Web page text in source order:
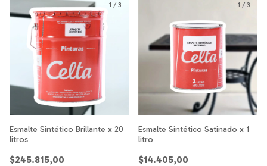
1 / 3
Esmalte Sintético Brillante x 20
litros
$245.815,00
1 / 3
Esmalte Sintético Satinado x 1
litro
$14.405,00